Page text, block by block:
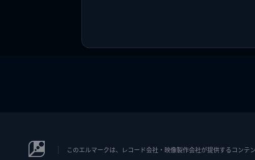
このエルマークは、レコード会社・映像製作会社が提供するコンテ